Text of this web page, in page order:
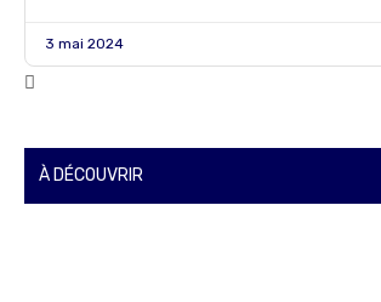
3 mai 2024
À DÉCOUVRIR